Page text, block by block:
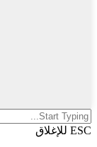
ESC للإغلاق